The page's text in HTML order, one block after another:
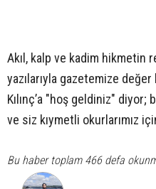
Akıl, kalp ve kadim hikmetin
yazılarıyla gazetemize
Kılınç’a "hoş geldiniz"
ve siz kıymetli okurlarımız
Bu haber toplam 466 defa